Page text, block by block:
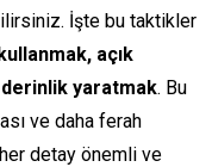
İşte bu taktikler
açık
yaratmak. Bu
ve daha ferah
detay önemli ve